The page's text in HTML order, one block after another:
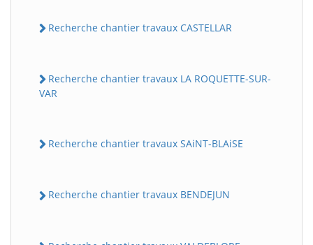
Recherche chantier travaux CASTELLAR
Recherche chantier travaux LA ROQUETTE-SUR-
VAR
Recherche chantier travaux SAiNT-BLAiSE
Recherche chantier travaux BENDEJUN